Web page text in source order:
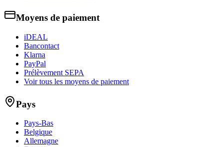
Moyens de paiement
iDEAL
Bancontact
Klarna
PayPal
Prélèvement SEPA
Voir tous les moyens de paiement
Pays
Pays-Bas
Belgique
Allemagne